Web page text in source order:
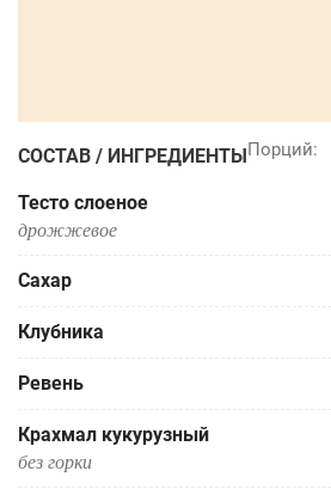
СОСТАВ / ИНГРЕДИЕНТЫ
Тесто слоеное
дрожжевое
Сахар
Клубника
Ревень
Крахмал кукурузный
без горки